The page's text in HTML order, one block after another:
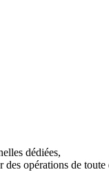
dédiées,
des opérations de toute